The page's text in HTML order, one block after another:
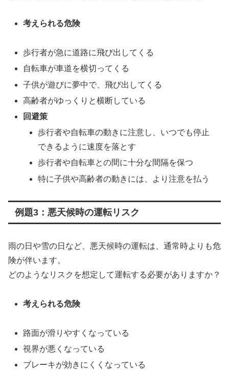
考えられる危険
歩行者が急に道路に飛び出してくる
自転車が車道を横切ってくる
子供が遊びに夢中で、飛び出してくる
高齢者がゆっくりと横断している
回避策
歩行者や自転車の動きに注意し、いつでも停止
できるように速度を落とす
歩行者や自転車との間に十分な間隔を保つ
特に子供や高齢者の動きには、より注意を払う
例題3：悪天候時の運転リスク
雨の日や雪の日など、悪天候時の運転は、通常時よりも危
険が伴います。
どのようなリスクを想定して運転する必要がありますか？
考えられる危険
路面が滑りやすくなっている
視界が悪くなっている
ブレーキが効きにくくなっている